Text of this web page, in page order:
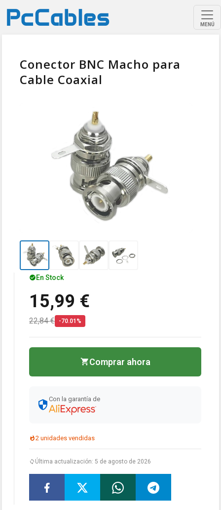
MENÚ
Conector BNC Macho para
Cable Coaxial
En Stock
15,99 €
22,84 € -70.01%
Comprar ahora
Con la garantía de
2 unidades vendidas
Última actualización: 5 de agosto de 2026